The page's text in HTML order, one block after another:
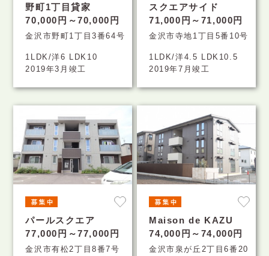
野町1丁目貸家
70,000円～70,000円
金沢市野町1丁目3番64号
1LDK/洋6 LDK10
2019年3月竣工
スクエアサイド
71,000円～71,000円
金沢市寺地1丁目5番10号
1LDK/洋4.5 LDK10.5
2019年7月竣工
パールスクエア
77,000円～77,000円
金沢市有松2丁目8番7号
Maison de KAZU
74,000円～74,000円
金沢市泉が丘2丁目6番20